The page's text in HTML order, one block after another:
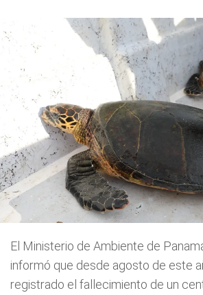
El Ministerio de Ambiente de
informó que desde agosto de este
registrado el fallecimiento de un